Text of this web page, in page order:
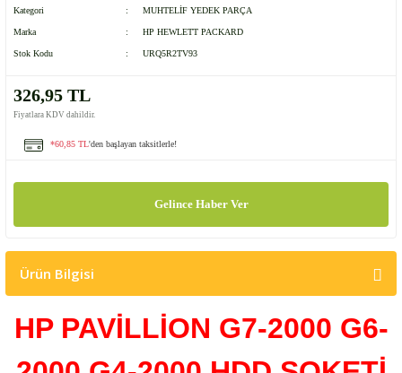
Kategori MUHTELİF YEDEK PARÇA
Marka HP HEWLETT PACKARD
Stok Kodu URQ5R2TV93
326,95 TL
Fiyatlara KDV dahildir.
*60,85 TL'den başlayan taksitlerle!
Gelince Haber Ver
Ürün Bilgisi
HP PAVİLLİON G7-2000 G6-